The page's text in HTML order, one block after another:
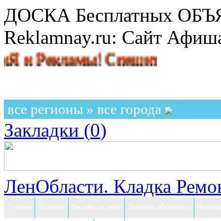
ДОСКА Бесплатных
Reklamnay.ru: Сайт
Спешите разместить
все регионы » все города
Закладки (0)
ЛенОбласти. Кладка